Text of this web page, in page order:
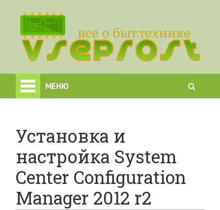
МЕНЮ
Установка и
настройка System
Center Configuration
Manager 2012 r2